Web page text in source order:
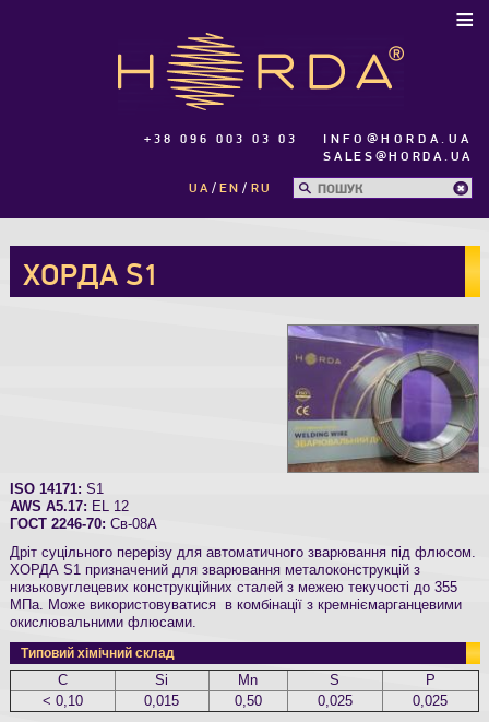
+38 096 003 03 03
INFO@HORDA.UA
SALES@HORDA.UA
UA
EN RU
≡
ХОРДА S1
ISO 14171: S1
AWS A5.17: EL 12
ГОСТ 2246-70: Св-08А
Дріт суцільного перерізу для автоматичного зварювання під флюсом.
ХОРДА S1 призначений для зварювання металоконструкцій з
низьковуглецевих конструкційних сталей з межею текучості до 355
МПа. Може використовуватися в комбінації з кремніємарганцевими
окислювальними флюсами.
Типовий хімічний склад
С
Si Mn S
P
< 0,10
0,015 0,50 0,025 0,025